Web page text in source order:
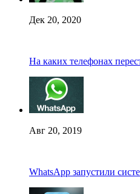
Дек 20, 2020
На каких телефонах
Авг 20, 2019
WhatsApp запустили